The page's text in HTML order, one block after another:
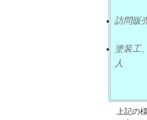
訪問販
塗装工
上記の様